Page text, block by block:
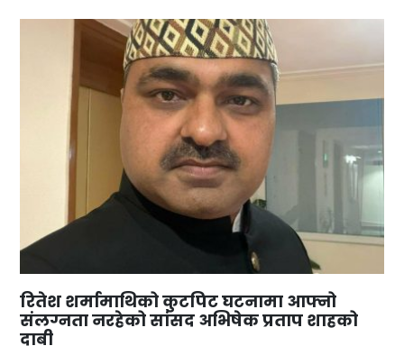
रितेश शर्मामाथिको कुटपिट घटनामा आफ्नो
संलग्नता नरहेको सांसद अभिषेक प्रताप शाहको
दाबी